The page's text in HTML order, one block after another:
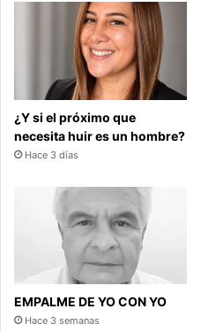
¿Y si el próximo que
necesita huir es un hombre?
Hace 3 días
EMPALME DE YO CON YO
Hace 3 semanas